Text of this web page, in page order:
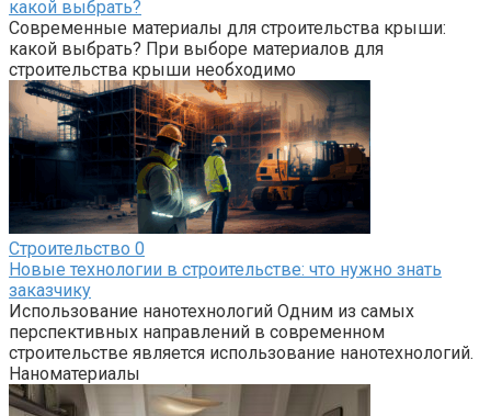
какой выбрать?
Современные материалы для строительства крыши:
какой выбрать? При выборе материалов для
строительства крыши необходимо
Строительство 0
Новые технологии в строительстве: что нужно знать
заказчику
Использование нанотехнологий Одним из самых
перспективных направлений в современном
строительстве является использование нанотехнологий.
Наноматериалы